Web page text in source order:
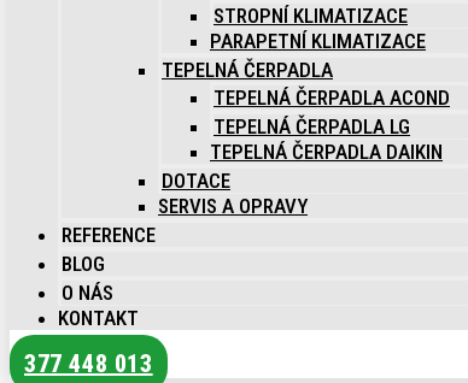
STROPNÍ KLIMATIZACE
PARAPETNÍ KLIMATIZACE
TEPELNÁ ČERPADLA
TEPELNÁ ČERPADLA ACOND
TEPELNÁ ČERPADLA LG
TEPELNÁ ČERPADLA DAIKIN
DOTACE
SERVIS A OPRAVY
REFERENCE
BLOG
O NÁS
KONTAKT
377 448 013